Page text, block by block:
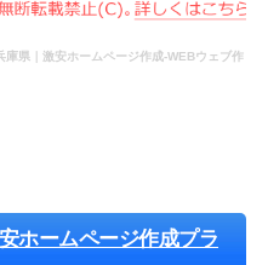
県｜激安ホームページ作成-WEBウェブ作
ホームページ作成プラ